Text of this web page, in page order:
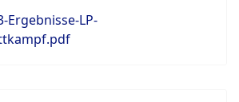
Ergebnisse-LP-